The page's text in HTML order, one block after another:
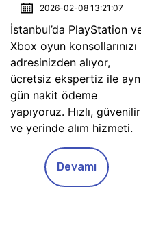
2026-02-08 13:21:07
İstanbul’da PlayStation
Xbox oyun konsollarınızı
adresinizden alıyor,
ücretsiz ekspertiz ile
gün nakit ödeme
yapıyoruz. Hızlı, güvenilir
ve yerinde alım hizmeti.
Devamı